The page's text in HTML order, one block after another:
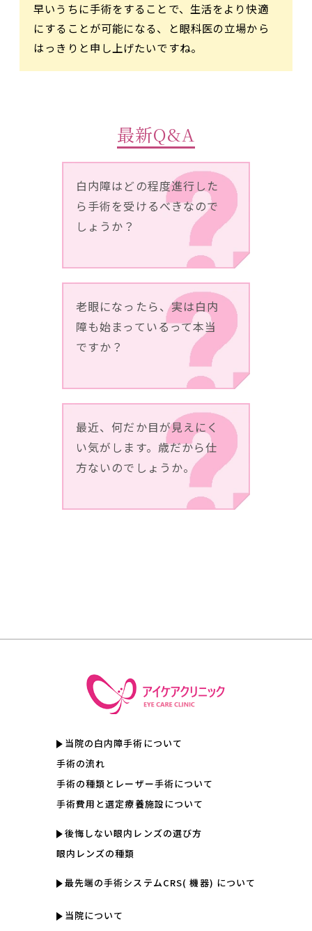
早いうちに手術をすることで、生活をより快適
にすることが可能になる、と眼科医の立場から
はっきりと申し上げたいですね。
最新Q&A
白内障はどの程度進行した
ら手術を受けるべきなので
しょうか？
老眼になったら、実は白内
障も始まっているって本当
ですか？
最近、何だか目が見えにく
い気がします。歳だから仕
方ないのでしょうか。
当院の白内障手術について
手術の流れ
手術の種類とレーザー手術について
手術費用と選定療養施設について
後悔しない眼内レンズの選び方
眼内レンズの種類
最先端の手術システムCRS( 機器) について
当院について